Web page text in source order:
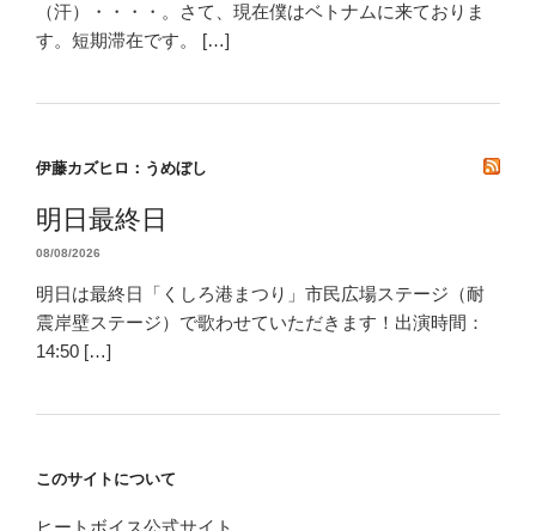
（汗）・・・・。さて、現在僕はベトナムに来ておりま
す。短期滞在です。 […]
伊藤カズヒロ：うめぼし
明日最終日
08/08/2026
明日は最終日「くしろ港まつり」市民広場ステージ（耐
震岸壁ステージ）で歌わせていただきます！出演時間：
14:50 […]
このサイトについて
ヒートボイス公式サイト